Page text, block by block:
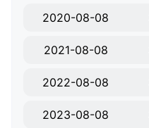
2020-08-08
2021-08-08
2022-08-08
2023-08-08